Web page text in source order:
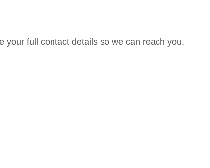
your full contact details so we can reach you.